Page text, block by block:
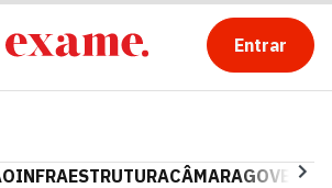
Entrar
INFRAESTRUTURACÂMARAGOVERNO